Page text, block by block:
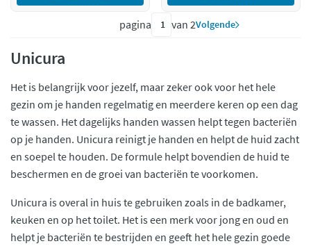
pagina van 2Volgende
Unicura
Het is belangrijk voor jezelf, maar zeker ook voor het hele
gezin om je handen regelmatig en meerdere keren op een dag
te wassen. Het dagelijks handen wassen helpt tegen bacteriën
op je handen. Unicura reinigt je handen en helpt de huid zacht
en soepel te houden. De formule helpt bovendien de huid te
beschermen en de groei van bacteriën te voorkomen.
Unicura is overal in huis te gebruiken zoals in de badkamer,
keuken en op het toilet. Het is een merk voor jong en oud en
helpt je bacteriën te bestrijden en geeft het hele gezin goede